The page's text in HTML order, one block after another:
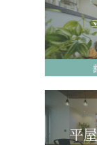
平